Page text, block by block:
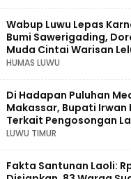
Wabup Luwu Lepas
Bumi Sawerigading,
Muda Cintai Warisan
HUMAS LUWU
Di Hadapan Puluhan
Makassar, Bupati Irwan
Terkait Pengosongan
LUWU TIMUR
Fakta Santunan Laoli: